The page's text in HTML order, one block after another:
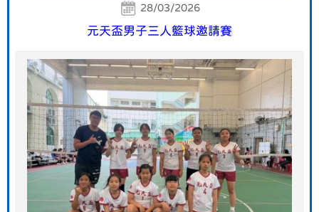
28/03/2026
元天盃男子三人籃球邀請賽